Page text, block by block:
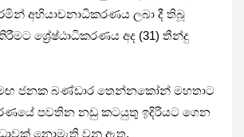
අභියාචනාධිකරණය ලබා දී තිබූ
ශ්‍රේෂ්ඨාධිකරණය අද (31) තීන්දු
ජනක බණ්ඩාර තෙන්නකෝන් මහතාට
පවතින නඩු කටයුතු ඉදිරියට ගෙන
නොමැති වනු ඇත.